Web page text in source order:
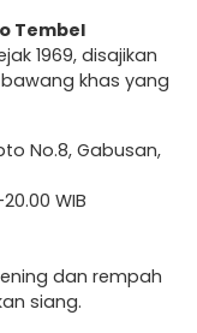
Tembel
1969, disajikan
khas yang
No.8, Gabusan,
WIB
dan rempah
siang.